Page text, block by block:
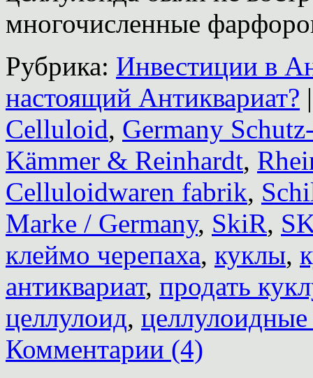
многочисленные
Рубрика: Инвестиции в
настоящий Антиквариат? |
Celluloid, Germany
Kämmer & Reinhardt,
Celluloidwaren fabrik,
Marke / Germany, SkiR,
клеймо черепаха, куклы,
антиквариат, продать
целлулоид,
Комментарии (4)